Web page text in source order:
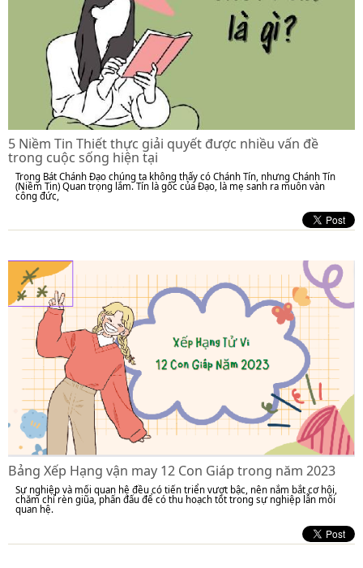
5 Niềm Tin Thiết thực giải quyết được nhiều vấn đề
trong cuộc sống hiện tại
Trong Bát Chánh Đạo chúng ta không thấy có Chánh Tín, nhưng Chánh Tín
(Niềm Tin) Quan trọng lắm. Tín là gốc của Đạo, là mẹ sanh ra muôn vàn
công đức,
Bảng Xếp Hạng vận may 12 Con Giáp trong năm 2023
Sự nghiệp và mối quan hệ đều có tiến triển vượt bậc, nên nắm bắt cơ hội,
chăm chỉ rèn giũa, phấn đấu để có thu hoạch tốt trong sự nghiệp lẫn mối
quan hệ.